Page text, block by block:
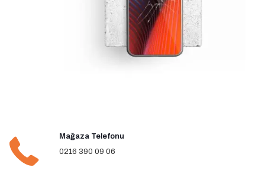
Mağaza Telefonu
0216 390 09 06